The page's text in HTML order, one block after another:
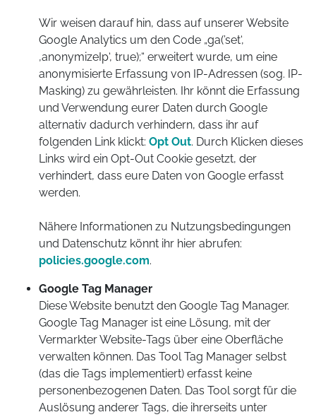
Wir weisen darauf hin, dass auf unserer Website
Google Analytics um den Code „ga(’set‘,
‚anonymizeIp‘, true);“ erweitert wurde, um eine
anonymisierte Erfassung von IP-Adressen (sog. IP-
Masking) zu gewährleisten. Ihr könnt die Erfassung
und Verwendung eurer Daten durch Google
alternativ dadurch verhindern, dass ihr auf
folgenden Link klickt: Opt Out. Durch Klicken dieses
Links wird ein Opt-Out Cookie gesetzt, der
verhindert, dass eure Daten von Google erfasst
werden.
Nähere Informationen zu Nutzungsbedingungen
und Datenschutz könnt ihr hier abrufen:
policies.google.com.
Google Tag Manager
Diese Website benutzt den Google Tag Manager.
Google Tag Manager ist eine Lösung, mit der
Vermarkter Website-Tags über eine Oberfläche
verwalten können. Das Tool Tag Manager selbst
(das die Tags implementiert) erfasst keine
personenbezogenen Daten. Das Tool sorgt für die
Auslösung anderer Tags, die ihrerseits unter